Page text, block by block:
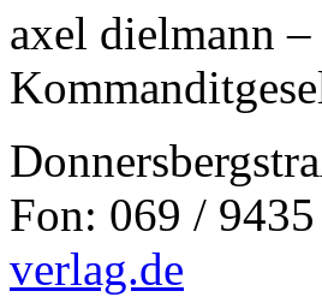
axel dielmann
Fon: 069 /
verlag.de